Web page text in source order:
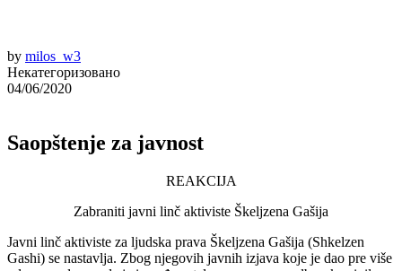
by milos_w3
Некатегоризовано
04/06/2020
Saopštenje za javnost
REAKCIJA
Zabraniti javni linč aktiviste Škeljzena Gašija
Javni linč aktiviste za ljudska prava Škeljzena Gašija (Shkelzen
Gashi) se nastavlja. Zbog njegovih javnih izjava koje je dao pre više